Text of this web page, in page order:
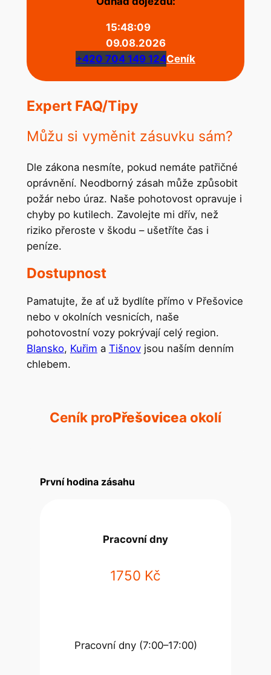
15:48:09
09.08.2026
+420 704 149 124Ceník
Expert FAQ/Tipy
Můžu si vyměnit zásuvku sám?
Dle zákona nesmíte, pokud nemáte patřičné
oprávnění. Neodborný zásah může způsobit
požár nebo úraz. Naše pohotovost opravuje i
chyby po kutilech. Zavolejte mi dřív, než
riziko přeroste v škodu – ušetříte čas i
peníze.
Dostupnost
Pamatujte, že ať už bydlíte přímo v Přešovice
nebo v okolních vesnicích, naše
pohotovostní vozy pokrývají celý region.
Blansko, Kuřim a Tišnovjsou naším denním
chlebem.
Ceník proPřešovicea okolí
První hodina zásahu
Pracovní dny
1750 Kč
Pracovní dny (7:00–17:00)